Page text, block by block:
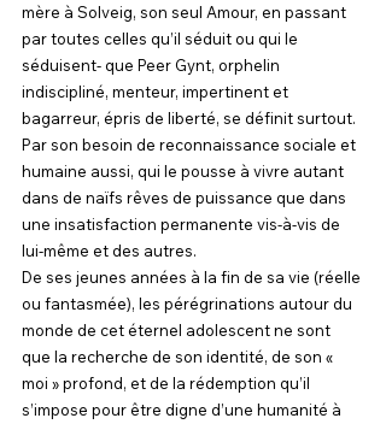
mère à Solveig, son seul Amour, en passant
par toutes celles qu’il séduit ou qui le
séduisent- que Peer Gynt, orphelin
indiscipliné, menteur, impertinent et
bagarreur, épris de liberté, se définit surtout.
Par son besoin de reconnaissance sociale et
humaine aussi, qui le pousse à vivre autant
dans de naïfs rêves de puissance que dans
une insatisfaction permanente vis-à-vis de
lui-même et des autres.
De ses jeunes années à la fin de sa vie (réelle
ou fantasmée), les pérégrinations autour du
monde de cet éternel adolescent ne sont
que la recherche de son identité, de son «
moi » profond, et de la rédemption qu’il
s’impose pour être digne d’une humanité à